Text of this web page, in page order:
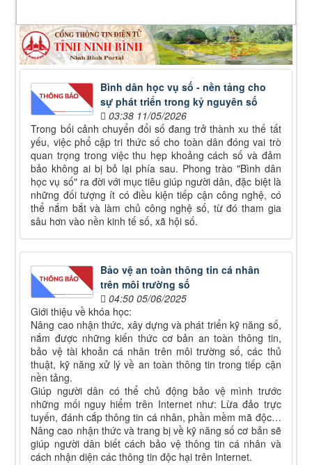
Bình dân học vụ số - nền tảng cho
sự phát triển trong kỷ nguyên số
03:38 11/05/2026
Trong bối cảnh chuyển đổi số đang trở thành xu thế tất
yếu, việc phổ cập tri thức số cho toàn dân đóng vai trò
quan trọng trong việc thu hẹp khoảng cách số và đảm
bảo không ai bị bỏ lại phía sau. Phong trào "Bình dân
học vụ số" ra đời với mục tiêu giúp người dân, đặc biệt là
những đối tượng ít có điều kiện tiếp cận công nghệ, có
thể nắm bắt và làm chủ công nghệ số, từ đó tham gia
sâu hơn vào nền kinh tế số, xã hội số.
Bảo vệ an toàn thông tin cá nhân
trên môi trường số
04:50 05/06/2025
Giới thiệu về khóa học:
Nâng cao nhận thức, xây dựng và phát triển kỹ năng số,
nắm được những kiến thức cơ bản an toàn thông tin,
bảo vệ tài khoản cá nhân trên môi trường số, các thủ
thuật, kỹ năng xử lý về an toàn thông tin trong tiếp cận
nền tảng.
Giúp người dân có thể chủ động bảo vệ mình trước
những mối nguy hiểm trên Internet như: Lừa đảo trực
tuyến, đánh cắp thông tin cá nhân, phần mềm mã độc…
Nâng cao nhận thức và trang bị về kỹ năng số cơ bản sẽ
giúp người dân biết cách bảo vệ thông tin cá nhân và
cách nhận diện các thông tin độc hại trên Internet.